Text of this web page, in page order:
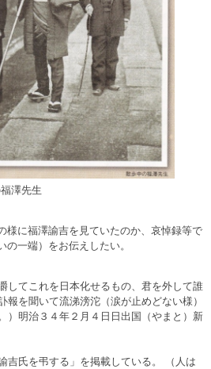
澤先生
様に福澤諭吉を見ていたのか、哀悼録等で
一端）をお伝えしたい。
してこれを日本化せるもの、君を外して誰
報を聞いて流涕滂沱（涙が止めどない様）
）明治３４年２月４日日出国（やまと）新
吉氏を弔する」を掲載している。 （人は